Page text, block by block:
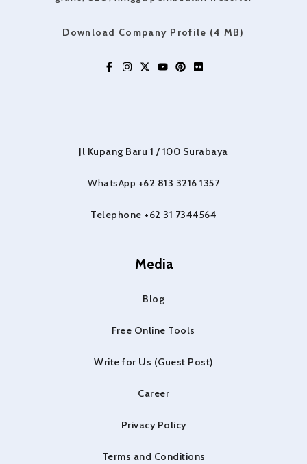
Download Company Profile (4 MB)
Jl Kupang Baru 1 / 100 Surabaya
WhatsApp +62 813 3216 1357
Telephone +62 31 7344564
Media
Blog
Free Online Tools
Write for Us (Guest Post)
Career
Privacy Policy
Terms and Conditions